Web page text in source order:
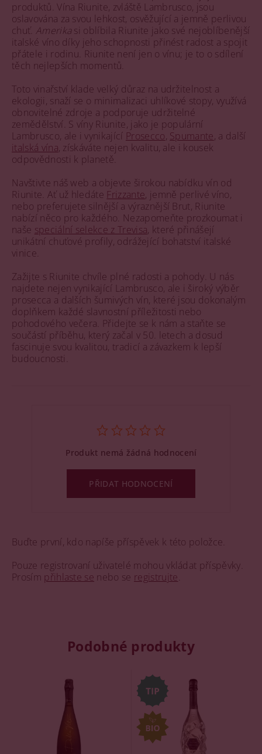
produktů. Vína Riunite, zvláště Lambrusco, jsou
oslavována za svou lehkost, osvěžující a jemně perlivou
chuť. Amerikasi oblíbila Riunite jako své nejoblíbenější
italské víno díky jeho schopnosti přinést radost a spojit
přátele i rodinu. Riunite není jen o vínu; je to o sdílení
těch nejlepších momentů.
Toto vinařství klade velký důraz na udržitelnost a
ekologii, snaží se o minimalizaci uhlíkové stopy, využívá
obnovitelné zdroje a podporuje udržitelné
zemědělství. S víny Riunite, jako je populární
Lambrusco, ale i vynikající Prosecco, Spumante, a další
italská vína, získáváte nejen kvalitu, ale i kousek
odpovědnosti k planetě.
Navštivte náš web a objevte širokou nabídku vín od
Riunite. Ať už hledáte Frizzante, jemně perlivé víno,
nebo preferujete silnější a výraznější Brut, Riunite
nabízí něco pro každého. Nezapomeňte prozkoumat i
naše speciální selekce z Trevisa, které přinášejí
unikátní chuťové profily, odrážející bohatství italské
vinice.
Zažijte s Riunite chvíle plné radosti a pohody. U nás
najdete nejen vynikající Lambrusco, ale i široký výběr
prosecca a dalších šumivých vín, které jsou dokonalým
doplňkem každé slavnostní příležitosti nebo
pohodového večera. Přidejte se k nám a staňte se
součástí příběhu, který začal v 50. letech a dosud
fascinuje svou kvalitou, tradicí a závazkem k lepší
budoucnosti.
Buďte první, kdo napíše příspěvek k této položce.
Pouze registrovaní uživatelé mohou vkládat příspěvky.
Prosím přihlaste se nebo se registrujte
Produkt nemá žádná hodnocení
PŘIDAT HODNOCENÍ
Podobné produkty